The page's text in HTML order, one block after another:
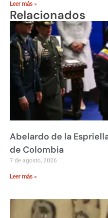
Leer más »
Relacionados
Abelardo de la
de Colombia
7 de agosto, 2026
Leer más »